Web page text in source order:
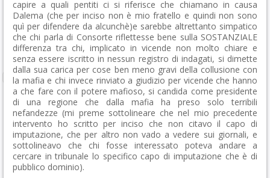
capire a quali pentiti ci si riferisce che chiamano in causa
Dalema (che per inciso non è mio fratello e quindi non sono
quì per difendere da alcunchè)e sarebbe altrettanto simpatico
che chi parla di Consorte riflettesse bene sulla SOSTANZIALE
differenza tra chi, implicato in vicende non molto chiare e
senza essere iscritto in nessun registro di indagati, si dimette
dalla sua carica per cose ben meno gravi della collusione con
la mafia e chi invece rinviato a giudizio per vicende che hanno
a che fare con il potere mafioso, si candida come presidente
di una regione che dalla mafia ha preso solo terribili
nefandezze (mi preme sottolineare che nel mio precedente
intervento ho scritto per inciso che non citavo il capo di
imputazione, che per altro non vado a vedere sui giornali, e
sottolineavo che chi fosse interessato poteva andare a
cercare in tribunale lo specifico capo di imputazione che è di
pubblico dominio).